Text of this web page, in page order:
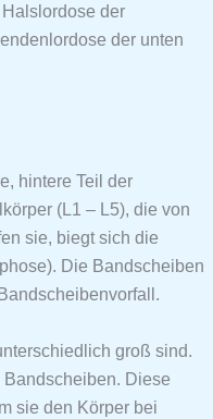
der
der unten
hintere Teil der
(L1 – L5), die von
sie, biegt sich die
Die Bandscheiben
groß sind.
Diese
sie den Körper bei